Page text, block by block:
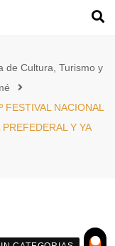
de Cultura, Turismo y
NACIONAL
Y YA